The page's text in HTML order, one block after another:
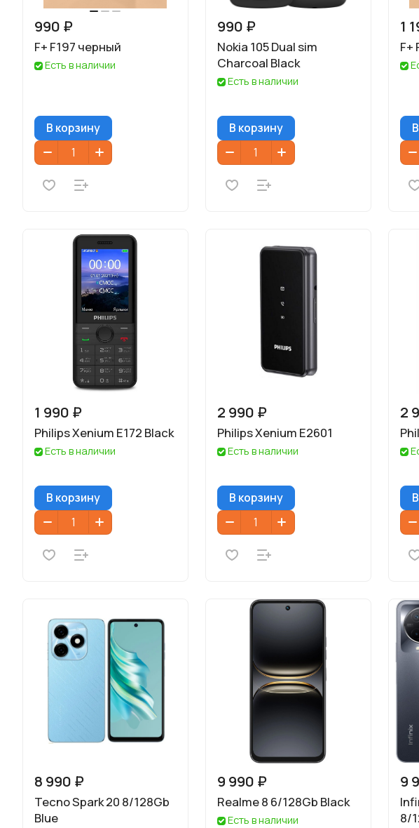
990 ₽
F+ F197 черный
Есть в наличии
В корзину
990 ₽
Nokia 105 Dual sim
Charcoal Black
Есть в наличии
В корзину
1
F+
1 990 ₽
Philips Xenium E172 Black
Есть в наличии
В корзину
2 990 ₽
Philips Xenium E2601
Есть в наличии
В корзину
2
8 990 ₽
Tecno Spark 20 8/128Gb
Blue
9 990 ₽
Realme 8 6/128Gb Black
Есть в наличии
9
8/